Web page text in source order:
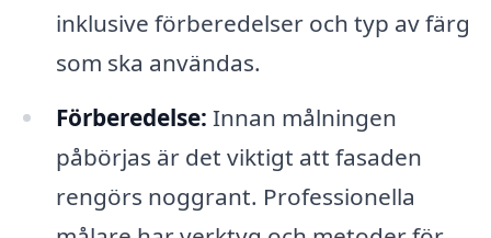
inklusive förberedelser och typ av färg
som ska användas.
Förberedelse: Innan målningen
påbörjas är det viktigt att fasaden
rengörs noggrant. Professionella